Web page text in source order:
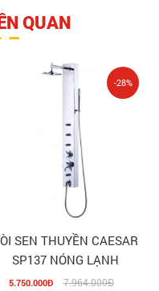
QUAN
SEN THUYỀN CAESAR
SP137 NÓNG LẠNH
5.750.000Đ 7.964.000Đ
-28%